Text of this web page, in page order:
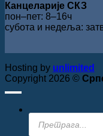
Канцеларије СКЗ
пон‒пет: 8‒16ч
субота и недеља:
Hosting by unlimited
Copyright 2026 ©
Products
search